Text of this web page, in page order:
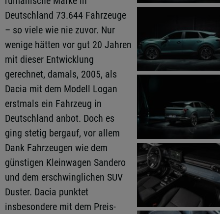
Deutschland 73.644 Fahrzeuge
– so viele wie nie zuvor. Nur
wenige hätten vor gut 20 Jahren
mit dieser Entwicklung
gerechnet, damals, 2005, als
Dacia mit dem Modell Logan
erstmals ein Fahrzeug in
Deutschland anbot. Doch es
ging stetig bergauf, vor allem
Dank Fahrzeugen wie dem
günstigen Kleinwagen Sandero
und dem erschwinglichen SUV
Duster. Dacia punktet
insbesondere mit dem Preis-